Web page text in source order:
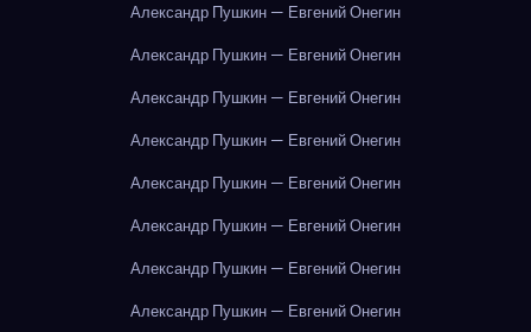
Александр Пушкин — Евгений Онегин
Александр Пушкин — Евгений Онегин
Александр Пушкин — Евгений Онегин
Александр Пушкин — Евгений Онегин
Александр Пушкин — Евгений Онегин
Александр Пушкин — Евгений Онегин
Александр Пушкин — Евгений Онегин
Александр Пушкин — Евгений Онегин